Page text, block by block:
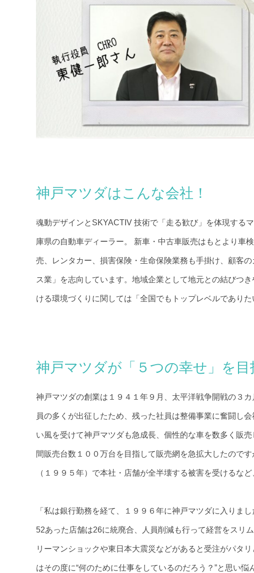
神戸マツダはこんな会社！
魂動デザインとSKYACTIV 技術で「走る歓び」を体現する
庫県の自動車ディーラー。 新車・中古車販売はもとより車
売、レンタカー、損害保険・生命保険業務も手掛け、顧客
ス業」を志向しています。地域企業として地元との結びつ
ける環境づくりに関しては「全国でもトップレベルであり
神戸マツダが「５つの幸せ」を目
神戸マツダの創業は１９４１年９月、太平洋戦争開戦の３
員の多くが出征したため、残った社員は整備事業に奮闘し
い風を受けて神戸マツダも急成長、個性的な車を数多く販
間販売台数１００万台を目指して販売網を急拡大したので
（１９９５年）で本社・店舗が全半壊する被害を受けるな
「私は銀行勤務を経て、１９９６年に神戸マツダに入りま
52あった店舗は26に統廃合、人員削減も行って経営をスリ
リーマンショックや東日本大震災などがあると受注がパタ
はその度に“何のために仕事をしているのだろう？”と思い悩